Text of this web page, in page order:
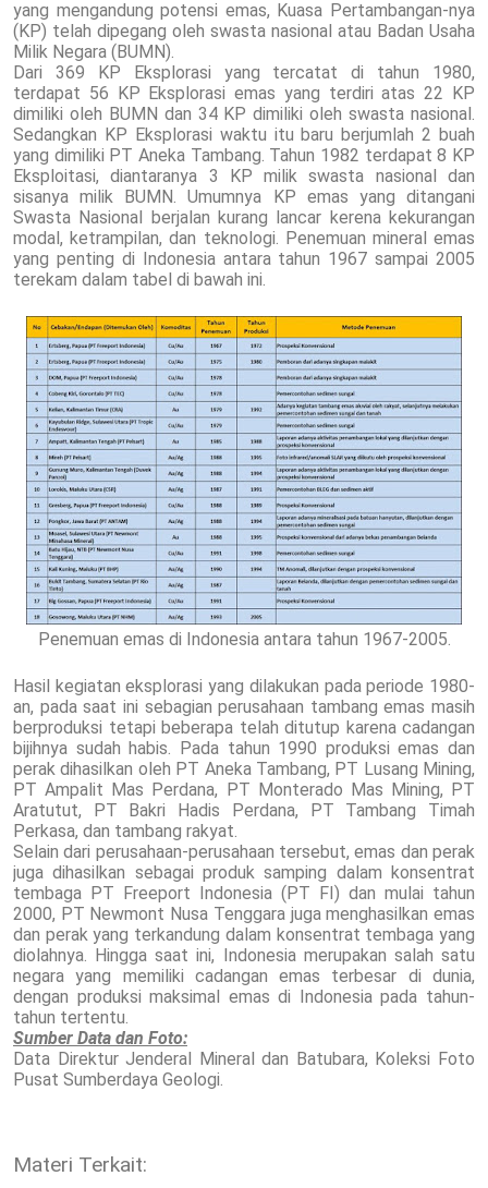
yang mengandung potensi emas, Kuasa Pertambangan-nya
(KP) telah dipegang oleh swasta nasional atau Badan Usaha
Milik Negara (BUMN).
Dari 369 KP Eksplorasi yang tercatat di tahun 1980,
terdapat 56 KP Eksplorasi emas yang terdiri atas 22 KP
dimiliki oleh BUMN dan 34 KP dimiliki oleh swasta nasional.
Sedangkan KP Eksplorasi waktu itu baru berjumlah 2 buah
yang dimiliki PT Aneka Tambang. Tahun 1982 terdapat 8 KP
Eksploitasi, diantaranya 3 KP milik swasta nasional dan
sisanya milik BUMN. Umumnya KP emas yang ditangani
Swasta Nasional berjalan kurang lancar kerena kekurangan
modal, ketrampilan, dan teknologi. Penemuan mineral emas
yang penting di Indonesia antara tahun 1967 sampai 2005
terekam dalam tabel di bawah ini.
Penemuan emas di Indonesia antara tahun 1967-2005.
Hasil kegiatan eksplorasi yang dilakukan pada periode 1980-
an, pada saat ini sebagian perusahaan tambang emas masih
berproduksi tetapi beberapa telah ditutup karena cadangan
bijihnya sudah habis. Pada tahun 1990 produksi emas dan
perak dihasilkan oleh PT Aneka Tambang, PT Lusang Mining,
PT Ampalit Mas Perdana, PT Monterado Mas Mining, PT
Aratutut, PT Bakri Hadis Perdana, PT Tambang Timah
Perkasa, dan tambang rakyat.
Selain dari perusahaan-perusahaan tersebut, emas dan perak
juga dihasilkan sebagai produk samping dalam konsentrat
tembaga PT Freeport Indonesia (PT FI) dan mulai tahun
2000, PT Newmont Nusa Tenggara juga menghasilkan emas
dan perak yang terkandung dalam konsentrat tembaga yang
diolahnya. Hingga saat ini, Indonesia merupakan salah satu
negara yang memiliki cadangan emas terbesar di dunia,
dengan produksi maksimal emas di Indonesia pada tahun-
tahun tertentu.
Sumber Data dan Foto:
Data Direktur Jenderal Mineral dan Batubara, Koleksi Foto
Pusat Sumberdaya Geologi.
Materi Terkait: